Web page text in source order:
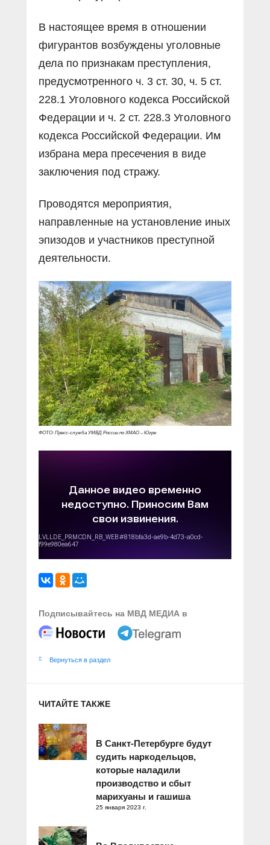
В настоящее время в отношении
фигурантов возбуждены уголовные
дела по признакам преступления,
предусмотренного ч. 3 ст. 30, ч. 5 ст.
228.1 Уголовного кодекса Российской
Федерации и ч. 2 ст. 228.3 Уголовного
кодекса Российской Федерации. Им
избрана мера пресечения в виде
заключения под стражу.
Проводятся мероприятия,
направленные на установление иных
эпизодов и участников преступной
деятельности.
ФОТО: Пресс-служба УМВД России по ХМАО – Югре
Подписывайтесь на МВД МЕДИА в
Вернуться в раздел
ЧИТАЙТЕ ТАКЖЕ
В Санкт-Петербурге будут
судить наркодельцов,
которые наладили
производство и сбыт
марихуаны и гашиша
25 января 2023 г.